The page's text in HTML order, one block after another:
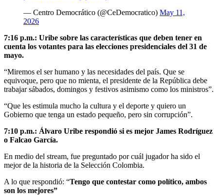
— Centro Democrático (@CeDemocratico) May 11,
2026
7:16 p.m.: Uribe sobre las características que deben tener en
cuenta los votantes para las elecciones presidenciales del 31 de
mayo.
“Miremos el ser humano y las necesidades del país. Que se
equivoque, pero que no mienta, el presidente de la República debe
trabajar sábados, domingos y festivos asimismo como los ministros”.
“Que les estimula mucho la cultura y el deporte y quiero un
Gobierno que tenga un estado pequeño, pero sin corrupción”.
7:10 p.m.: Álvaro Uribe respondió si es mejor James Rodríguez
o Falcao García.
En medio del stream, fue preguntado por cuál jugador ha sido el
mejor de la historia de la Selección Colombia.
A lo que respondió: “Tengo que contestar como político, ambos
son los mejores”